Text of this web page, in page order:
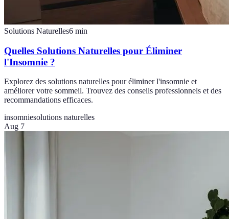
Solutions Naturelles6 min
Quelles Solutions Naturelles pour Éliminer
l'Insomnie ?
Explorez des solutions naturelles pour éliminer l'insomnie et
améliorer votre sommeil. Trouvez des conseils professionnels et des
recommandations efficaces.
insomniesolutions naturelles
Aug 7